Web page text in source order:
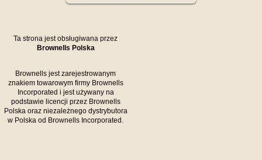
Ta strona jest obsługiwana przez
Brownells Polska
Brownells jest zarejestrowanym
znakiem towarowym firmy Brownells
Incorporated i jest używany na
podstawie licencji przez Brownells
Polska oraz niezależnego dystrybutora
w Polska od Brownells Incorporated.